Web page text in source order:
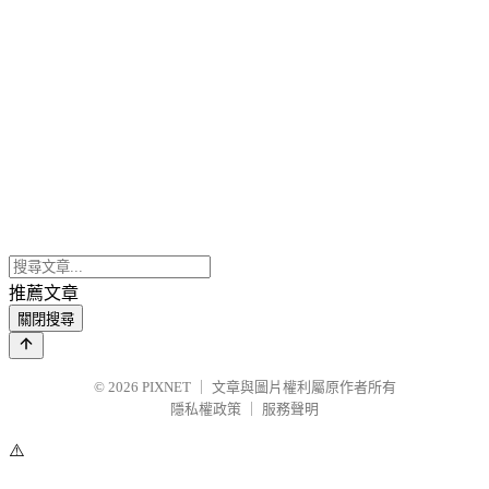
推薦文章
關閉搜尋
© 2026 PIXNET
文章與圖片權利屬原作者所有
隱私權政策
服務聲明
⚠️